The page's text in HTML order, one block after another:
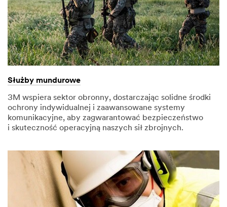
Służby mundurowe
3M wspiera sektor obronny, dostarczając solidne środki
ochrony indywidualnej i zaawansowane systemy
komunikacyjne, aby zagwarantować bezpieczeństwo
i skuteczność operacyjną naszych sił zbrojnych.